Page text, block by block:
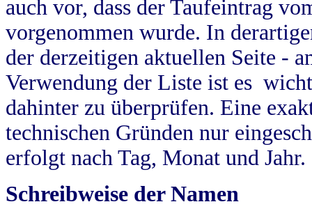
auch vor, dass der Taufeintrag
vorgenommen wurde. In
der derzeitigen aktuellen Seite -
Verwendung der Liste ist es
dahinter zu überprüfen. Eine
technischen Gründen nur
erfolgt nach Tag, Monat und Jahr.
Schreibweise der Namen